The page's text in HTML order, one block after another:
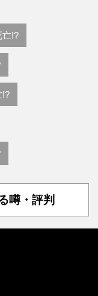
亡!?
!?
噂・評判